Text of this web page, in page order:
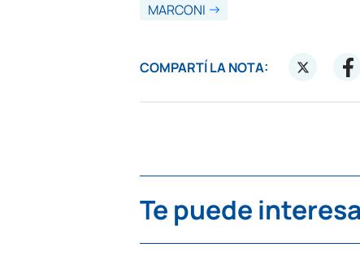
MARCONI
COMPARTÍ LA NOTA:
Te puede